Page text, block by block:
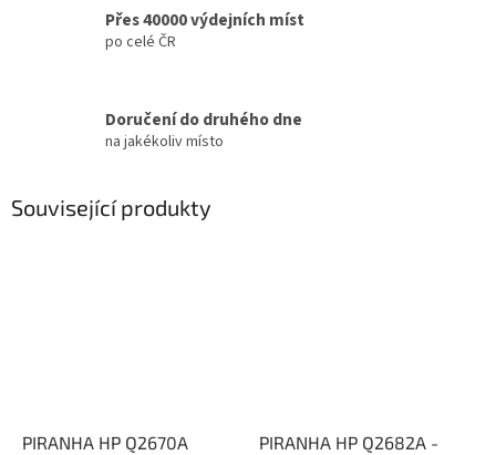
Přes 40000 výdejních míst
po celé ČR
Doručení do druhého dne
na jakékoliv místo
Související produkty
PIRANHA HP Q2670A
PIRANHA HP Q2682A -